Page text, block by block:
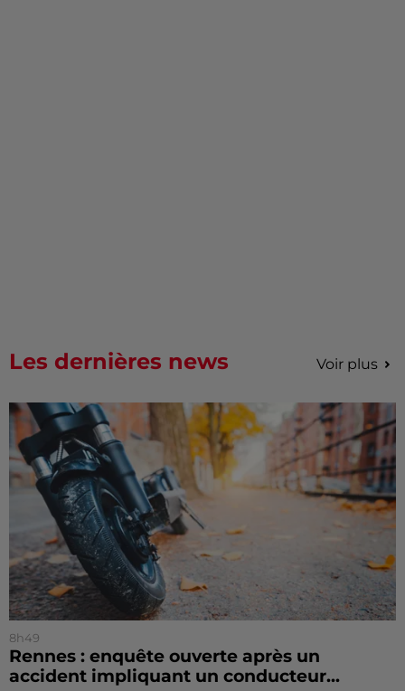
Les dernières news Voir plus
8h49
Rennes : enquête ouverte après un
accident impliquant un conducteur...